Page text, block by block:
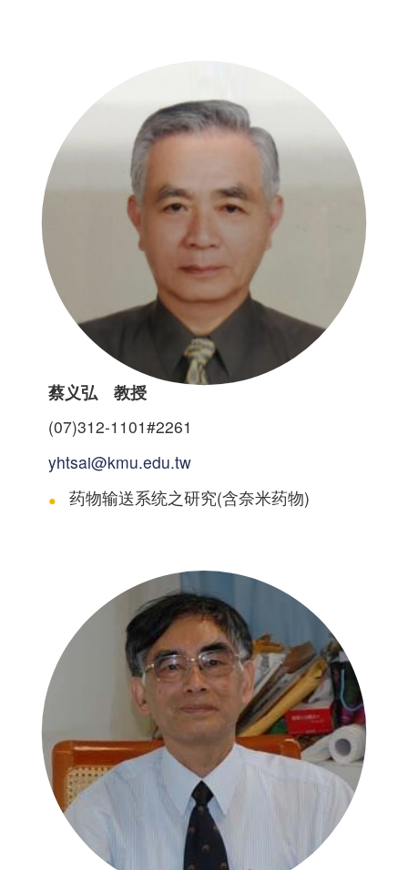
蔡义弘 教授
(07)312-1101#2261
yhtsai@kmu.edu.tw
药物输送系统之研究(含奈米药物)